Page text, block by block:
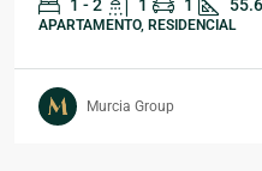
1 - 2 1 1
APARTAMENTO, RESIDENCIAL
Murcia Group